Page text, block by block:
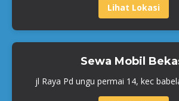
Lihat Lokasi
Sewa Mobil
jl Raya Pd ungu permai 14, kec